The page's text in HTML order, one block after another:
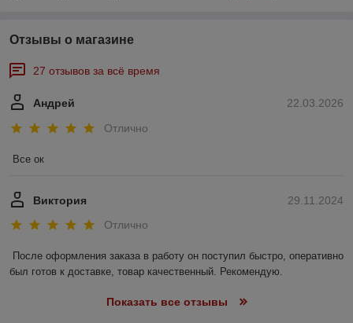
Отзывы о магазине
27 отзывов за всё время
22.03.2026
Андрей
Отлично
Все ок
29.11.2024
Виктория
Отлично
После оформления заказа в работу он поступил быстро, оперативно
был готов к доставке, товар качественный. Рекомендую.
Показать все отзывы